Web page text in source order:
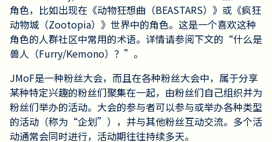
角色，比如出现在《动物狂想曲（BEASTARS）》或《疯狂
动物城（Zootopia）》世界中的角色。这是一个喜欢这种
角色的人群社区中常用的术语。详情请参阅下文的“什么是
兽人（Furry/Kemono）？”。
JMoF是一种粉丝大会，而且在各种粉丝大会中，属于分享
某种特定兴趣的粉丝们聚集在一起，由粉丝们自己组织并为
粉丝们举办的活动。大会的参与者可以参与或举办各种类型
的活动（称为“企划”），并与其他粉丝互动交流。多个活
动通常会同时进行，活动期往往持续多天。